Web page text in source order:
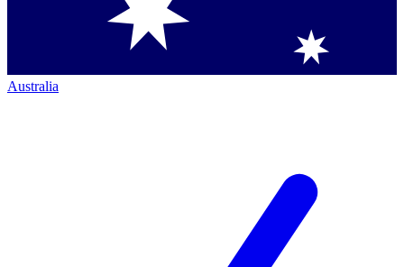
Australia